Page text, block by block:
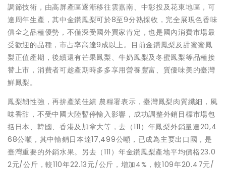
調節技術，由高屏產區逐漸移往雲嘉南、中彰投及花東地區，可
達周年生產，其中金鑽鳳梨可於8至9分熟採收，完全展現色香味
俱全之品種優勢，不僅深受國外買家肯定，也是國內消費市場最
受歡迎的品種，市占率高達9成以上。目前金鑽鳳梨及甜蜜蜜鳳
梨正值產期，後續還有芒果鳳梨、牛奶鳳梨及冬蜜鳳梨等品種接
替上市，消費者可趁產期時多多享用營養豐富、質優味美的臺灣
鮮鳳梨。
鳳梨韌性強，再拚產業佳績 農糧署表示，臺灣鳳梨肉質纖細，風
味香甜，不受中國大陸暫停輸入影響，成功調整外銷目標市場包
括日本、韓國、香港及加拿大等，去（111）年鳳梨外銷量達20,4
68公噸，其中輸銷日本達17,499公噸，已成為主要出口國，是
臺灣重要的外銷水果。另去（111）年金鑽鳳梨產地平均價格23.0
2元/公斤，較110年22.13元/公斤，增加4%，較109年20.47元/